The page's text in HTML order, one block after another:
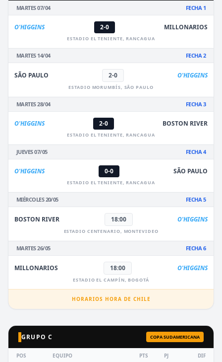
MARTES 07/04 FECHA 1
O'HIGGINS 2-0 MILLONARIOS
ESTADIO EL TENIENTE, RANCAGUA
MARTES 14/04 FECHA 2
SÃO PAULO 2-0 O'HIGGINS
ESTADIO MORUMBÍS, SÃO PAULO
MARTES 28/04 FECHA 3
O'HIGGINS 2-0 BOSTON RIVER
ESTADIO EL TENIENTE, RANCAGUA
JUEVES 07/05 FECHA 4
O'HIGGINS 0-0 SÃO PAULO
ESTADIO EL TENIENTE, RANCAGUA
MIÉRCOLES 20/05 FECHA 5
BOSTON RIVER 18:00 O'HIGGINS
ESTADIO CENTENARIO, MONTEVIDEO
MARTES 26/05 FECHA 6
MILLONARIOS 18:00 O'HIGGINS
ESTADIO EL CAMPÍN, BOGOTÁ
HORARIOS HORA DE CHILE
GRUPO C COPA SUDAMERICANA
POS EQUIPO PTS PJ DIF